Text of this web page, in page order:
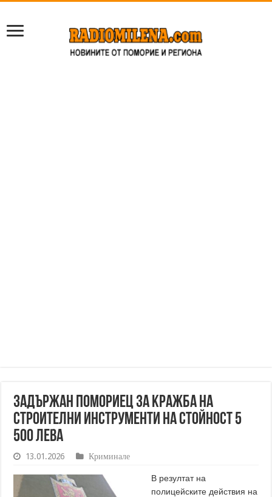
Задържан помориец за кражба на
строителни инструменти на стойност 5
500 лева
13.01.2026 Криминале
В резултат на
полицейските действия на